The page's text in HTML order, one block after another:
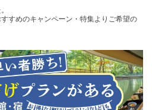
すめのキャンペーン・特集よりご希望の